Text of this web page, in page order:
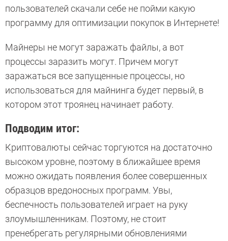
пользователей скачали себе не пойми какую
программу для оптимизации покупок в Интернете!
Майнеры не могут заражать файлы, а вот
процессы заразить могут. Причем могут
заражаться все запущенные процессы, но
использоваться для майнинга будет первый, в
котором этот троянец начинает работу.
Подводим итог:
Криптовалюты сейчас торгуются на достаточно
высоком уровне, поэтому в ближайшее время
можно ожидать появления более совершенных
образцов вредоносных программ. Увы,
беспечность пользователей играет на руку
злоумышленникам. Поэтому, не стоит
пренебрегать регулярными обновлениями